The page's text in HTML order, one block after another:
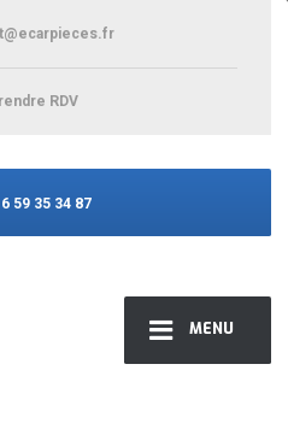
MENU
RDV
59 35 34 87